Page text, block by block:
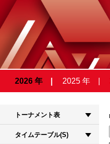
2026 年 2025 年
トーナメント表
タイムテーブル(S)